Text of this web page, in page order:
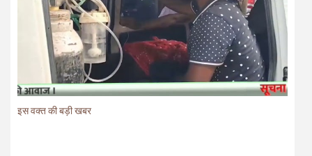
इस वक्त की बड़ी खबर